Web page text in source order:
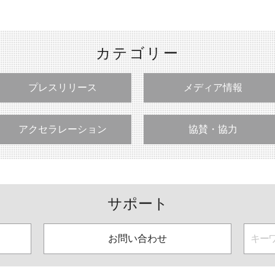
カテゴリー
プレスリリース メディア情報
アクセラレーション 協賛・協力
サポート
お問い合わせ